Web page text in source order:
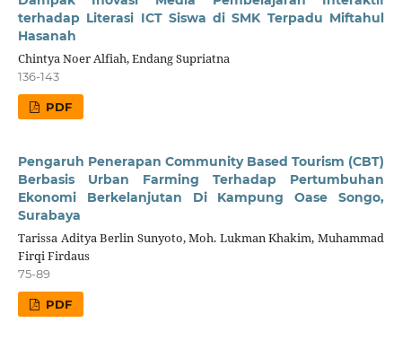
terhadap Literasi ICT Siswa di SMK Terpadu Miftahul
Hasanah
Chintya Noer Alfiah, Endang Supriatna
136-143
PDF
Pengaruh Penerapan Community Based Tourism (CBT)
Berbasis Urban Farming Terhadap Pertumbuhan
Ekonomi Berkelanjutan Di Kampung Oase Songo,
Surabaya
Tarissa Aditya Berlin Sunyoto, Moh. Lukman Khakim, Muhammad
Firqi Firdaus
75-89
PDF